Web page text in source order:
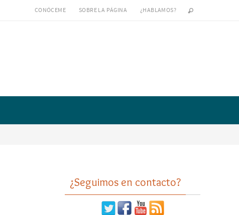
CONÓCEME SOBRE LA PÁGINA ¿HABLAMOS?
¿Seguimos en contacto?